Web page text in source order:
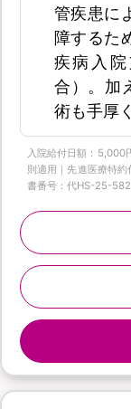
管疾患に
障するた
疾病入
合）。加
術も手厚
入院給付日額：5,000
則適用｜先進医療特
書番号：代HS-25-